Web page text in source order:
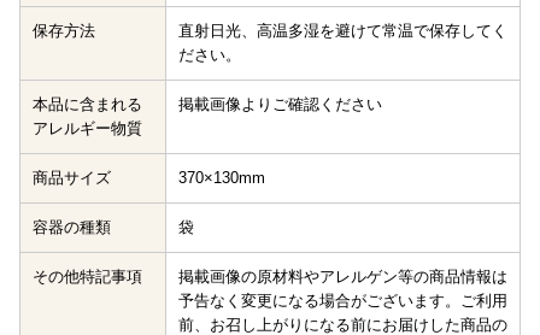
保存方法
直射日光、高温多湿を避けて常温で保存してく
ださい。
本品に含まれる
アレルギー物質
掲載画像よりご確認ください
商品サイズ 370×130mm
容器の種類 袋
その他特記事項
掲載画像の原材料やアレルゲン等の商品情報は
予告なく変更になる場合がございます。ご利用
前、お召し上がりになる前にお届けした商品の